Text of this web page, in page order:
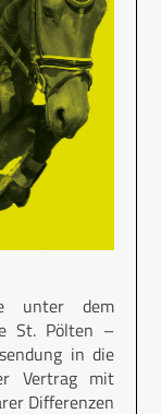
unter dem
St. Pölten –
in die
Vertrag mit
Differenzen